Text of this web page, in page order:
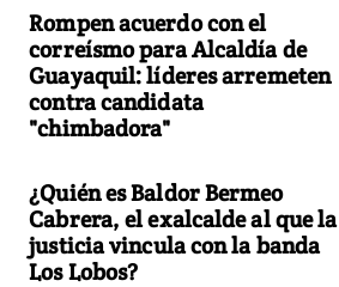
Rompen acuerdo con el
correísmo para Alcaldía de
Guayaquil: líderes arremeten
contra candidata
"chimbadora"
¿Quién es Baldor Bermeo
Cabrera, el exalcalde al que la
justicia vincula con la banda
Los Lobos?